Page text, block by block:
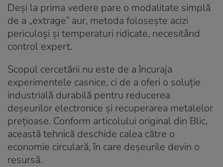
Deși la prima vedere pare o modalitate simplă
de a „extrage” aur, metoda folosește acizi
periculoși și temperaturi ridicate, necesitând
control expert.
Scopul cercetării nu este de a încuraja
experimentele casnice, ci de a oferi o soluție
industrială durabilă pentru reducerea
deșeurilor electronice și recuperarea metalelor
prețioase. Conform articolului original din Blic,
această tehnică deschide calea către o
economie circulară, în care deșeurile devin o
resursă.